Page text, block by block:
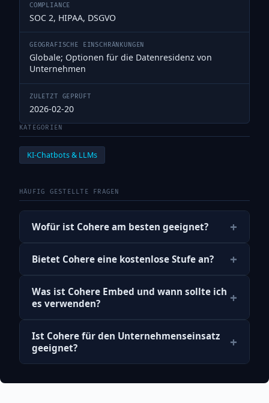
COMPLIANCE
SOC 2, HIPAA, DSGVO
GEOGRAFISCHE EINSCHRÄNKUNGEN
Globale; Optionen für die Datenresidenz von
Unternehmen
ZULETZT GEPRÜFT
2026-02-20
KATEGORIEN
KI-Chatbots & LLMs
HÄUFIG GESTELLTE FRAGEN
Wofür ist Cohere am besten geeignet? +
Bietet Cohere eine kostenlose Stufe an? +
Was ist Cohere Embed und wann sollte ich
es verwenden?
+
Ist Cohere für den Unternehmenseinsatz
geeignet?
+